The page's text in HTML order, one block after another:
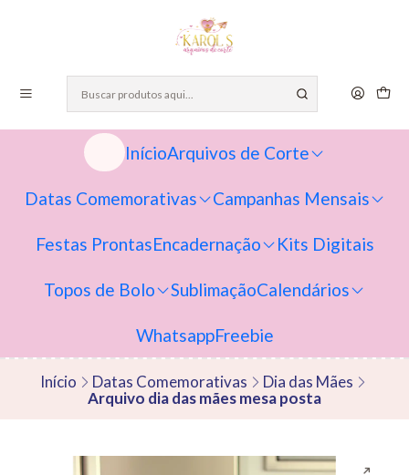
InícioArquivos de Corte
Datas Comemorativas Campanhas Mensais
Festas ProntasEncadernação Kits Digitais
Topos de Bolo SublimaçãoCalendários
WhatsappFreebie
Início Datas Comemorativas
Dia das Mães
Arquivo dia das mães mesa posta